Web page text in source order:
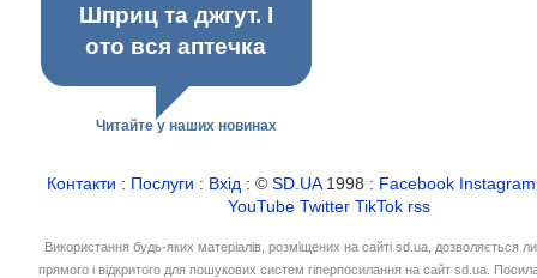
Шприц та джгут. І
ото вся аптечка
Читайте у наших новинах
Контакти : Послуги : Вхід : ©SD.UA1998 : Facebook Instagram
YouTube Twitter TikTok rss
Використання будь-яких матеріалів, розміщених на сайті sd.ua, дозволяється
прямого і відкритого для пошукових систем гіперпосилання на сайт sd.ua.